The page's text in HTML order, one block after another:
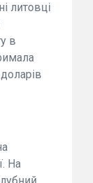
литовці
в
На